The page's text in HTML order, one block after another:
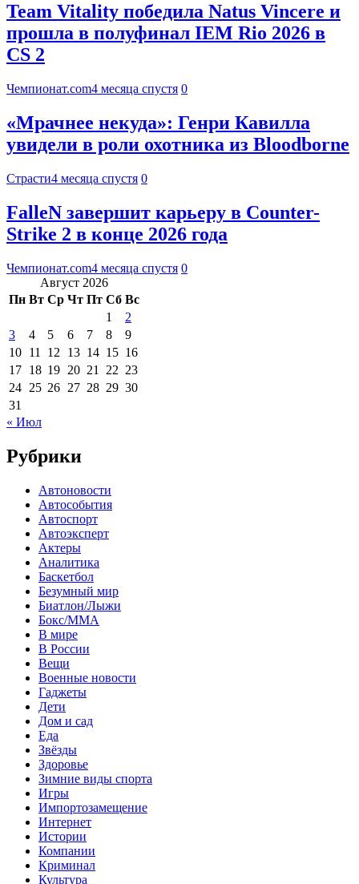
Team Vitality победила Natus Vincere и
прошла в полуфинал IEM Rio 2026 в
CS 2
Чемпионат.com4 месяца спустя 0
«Мрачнее некуда»: Генри Кавилла
увидели в роли охотника из Bloodborne
Страсти4 месяца спустя 0
FalleN завершит карьеру в Counter-
Strike 2 в конце 2026 года
Чемпионат.com4 месяца спустя 0
Август 2026
Пн Вт Ср Чт Пт Сб Вс
1
2
3
4 5 6 7 8
9
10 11 12 13 14 15 16
17 18 19 20 21 22 23
24 25 26 27 28 29 30
31
« Июл
Рубрики
Автоновости
Автособытия
Автоспорт
Автоэксперт
Актеры
Аналитика
Баскетбол
Безумный мир
Биатлон/Лыжи
Бокс/MMA
В мире
В России
Вещи
Военные новости
Гаджеты
Дети
Дом и сад
Еда
Звёзды
Здоровье
Зимние виды спорта
Игры
Импортозамещение
Интернет
Истории
Компании
Криминал
Культура